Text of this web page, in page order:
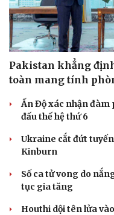
Pakistan khẳng
toàn mang tính
Ấn Độ xác nhận đàm
đấu thế hệ thứ 6
Ukraine cắt đứt
Kinburn
Số ca tử vong do
tục gia tăng
Houthi dội tên lửa